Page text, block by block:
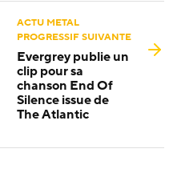
ACTU METAL
PROGRESSIF SUIVANTE
Evergrey publie un
clip pour sa
chanson End Of
Silence issue de
The Atlantic